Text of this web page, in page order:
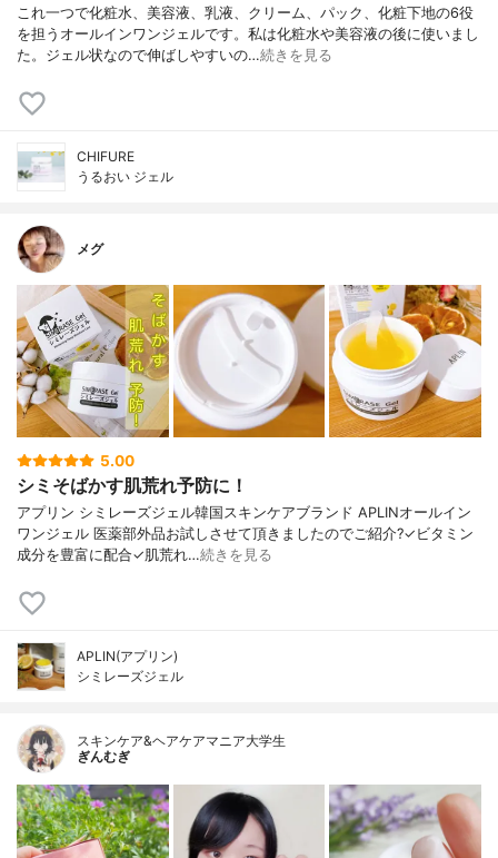
これ一つで化粧水、美容液、乳液、クリーム、パック、化粧下地の6役
を担うオールインワンジェルです。私は化粧水や美容液の後に使いまし
た。ジェル状なので伸ばしやすいの…続きを見る
CHIFURE
うるおい ジェル
メグ
5.00
シミそばかす肌荒れ予防に！
アプリン シミレーズジェル韓国スキンケアブランド APLINオールイン
ワンジェル 医薬部外品お試しさせて頂きましたのでご紹介?✓ビタミン
成分を豊富に配合✓肌荒れ…続きを見る
APLIN(アプリン)
シミレーズジェル
スキンケア&ヘアケアマニア大学生
ぎんむぎ